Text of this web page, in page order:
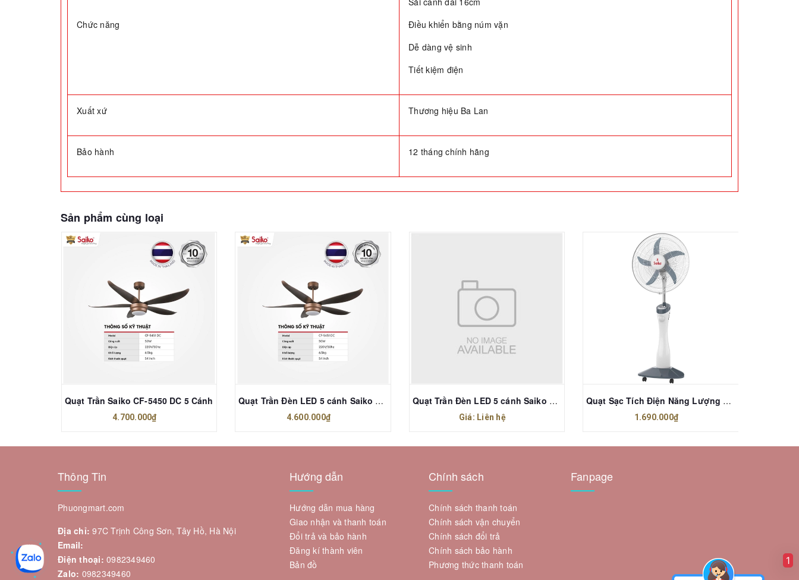
Chức năng
Điều khiển bằng núm vặn
Dễ dàng vệ sinh
Tiết kiệm điện
Xuất xứ Thương hiệu Ba Lan
Bảo hành 12 tháng chính hãng
Sản phẩm cùng loại
Quạt Trần Saiko CF-5450 DC 5 Cánh
4.700.000₫
Quạt Trần Đèn LED 5 cánh Saiko CF-5451 DC 54 inch
4.600.000₫
Quạt Trần Đèn LED 5 cánh Saiko CF-5451 DC 54 inch
Giá: Liên hệ
Quạt Sạc Tích Điện Năng Lượng Mặt Trời Saiko RF-818A
1.690.000₫
Thông Tin
Phuongmart.com
Địa chỉ: 97C Trịnh Công Sơn, Tây Hồ, Hà Nội
Email:
Điện thoại: 0982349460
Zalo: 0982349460
Hướng dẫn
Hướng dẫn mua hàng
Giao nhận và thanh toán
Đổi trả và bảo hành
Đăng kí thành viên
Bản đồ
Chính sách
Chính sách thanh toán
Chính sách vận chuyển
Chính sách đổi trả
Chính sách bảo hành
Phương thức thanh toán
Fanpage
1